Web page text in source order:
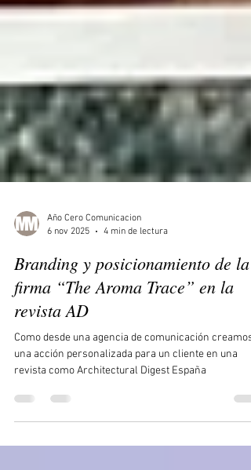
Año Cero Comunicacion
6 nov 2025
4 min de lectura
Branding y posicionamiento de la
firma “The Aroma Trace” en la
revista AD
Como desde una agencia de comunicación creamos
una acción personalizada para un cliente en una